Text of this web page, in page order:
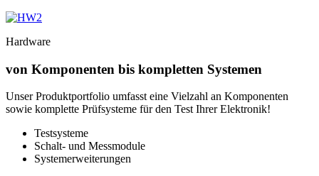
Hardware
von Komponenten bis kompletten Systemen
Unser Produktportfolio umfasst eine Vielzahl an Komponenten
sowie komplette Prüfsysteme für den Test Ihrer Elektronik!
Testsysteme
Schalt- und Messmodule
Systemerweiterungen